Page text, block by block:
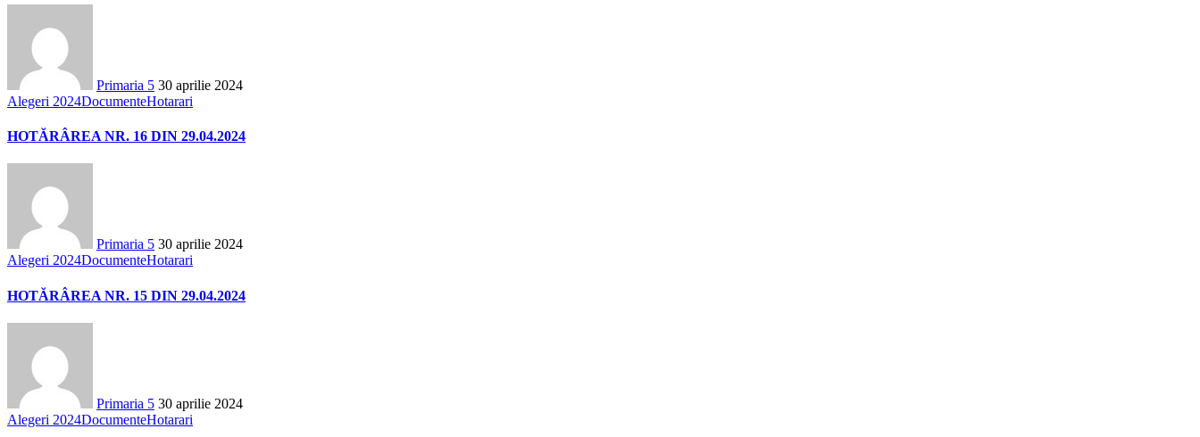
Primaria 5 30 aprilie 2024
Alegeri 2024DocumenteHotarari
HOTĂRÂREA NR. 16 DIN 29.04.2024
Primaria 5 30 aprilie 2024
Alegeri 2024DocumenteHotarari
HOTĂRÂREA NR. 15 DIN 29.04.2024
Primaria 5 30 aprilie 2024
Alegeri 2024DocumenteHotarari